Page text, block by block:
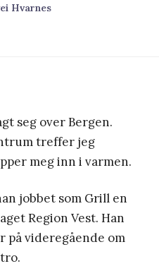
Hvarnes
seg over Bergen.
treffer jeg
meg inn i varmen.
jobbet som Grill en
Region Vest. Han
videregående om